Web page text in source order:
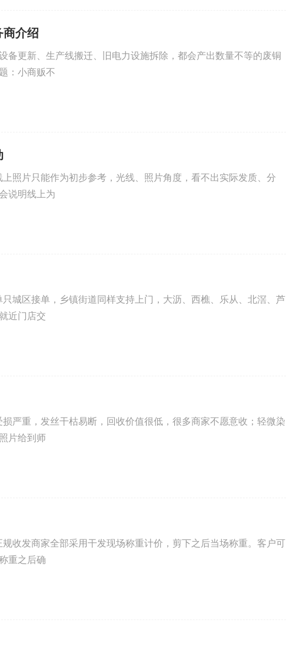
介绍
更新、生产线搬迁、旧电力设施拆除，都会产出数量不等的废铜
：小商贩不
照片只能作为初步参考，光线、照片角度，看不出实际发质、分
说明线上为
城区接单，乡镇街道同样支持上门，大沥、西樵、乐从、北滘、芦
近门店交
严重，发丝干枯易断，回收价值很低，很多商家不愿意收；轻微染
片给到师
收发商家全部采用干发现场称重计价，剪下之后当场称重。客户可
重之后确